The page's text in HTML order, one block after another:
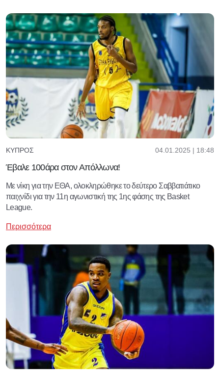
ΚΎΠΡΟΣ 04.01.2025 | 18:48
Έβαλε 100άρα στον Απόλλωνα!
Με νίκη για την ΕΘΑ, ολοκληρώθηκε το δεύτερο Σαββατιάτικο
παιχνίδι για την 11η αγωνιστική της 1ης φάσης της Basket
League.
Περισσότερα